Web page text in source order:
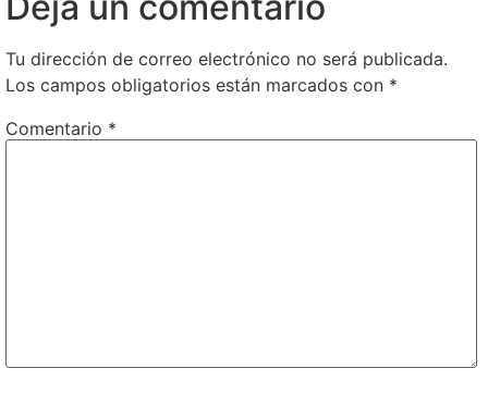
Tu dirección de correo electrónico no será publicada.
Los campos obligatorios están marcados con *
Comentario *